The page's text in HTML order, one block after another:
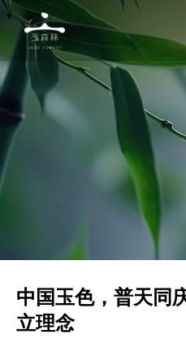
中国玉色，普天同
立理念